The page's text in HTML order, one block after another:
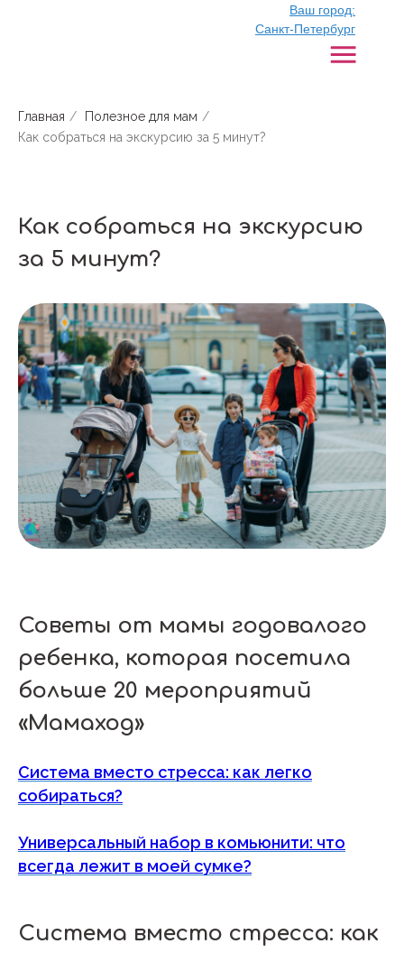
Ваш город:
Санкт-Петербург
Главная / Полезное для мам /
Как собраться на экскурсию за 5 минут?
Как собраться на экскурсию
за 5 минут?
Советы от мамы годовалого
ребенка, которая посетила
больше 20 мероприятий
«Мамаход»
Система вместо стресса: как легко
собираться?
Универсальный набор в комьюнити: что
всегда лежит в моей сумке?
Система вместо стресса: как